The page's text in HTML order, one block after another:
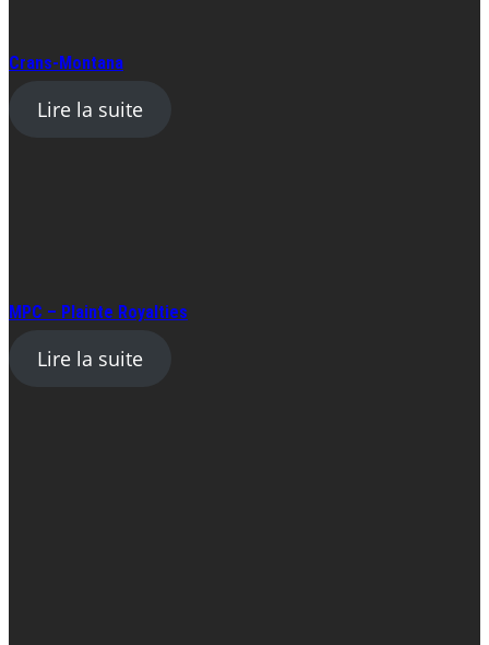
Crans-Montana
Lire la suite
MPC – Plainte Royalties
Lire la suite